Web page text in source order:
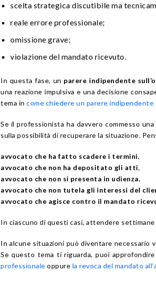
scelta strategica discutibile ma
reale errore professionale;
omissione grave;
violazione del mandato ricevuto.
In questa fase, un parere indipendente
una reazione impulsiva e una decisione
tema in come chiedere un parere indipendente
Se il professionista ha davvero commesso
sulla possibilità di recuperare la situazione.
avvocato che ha fatto scadere i termini,
avvocato che non ha depositato gli atti,
avvocato che non si presenta in udienza,
avvocato che non tutela gli interessi del
avvocato che agisce contro il mandato
In ciascuno di questi casi, attendere
In alcune situazioni può diventare necessario
Se questo tema ti riguarda, puoi approfondire
professionale oppure la revoca del mandato